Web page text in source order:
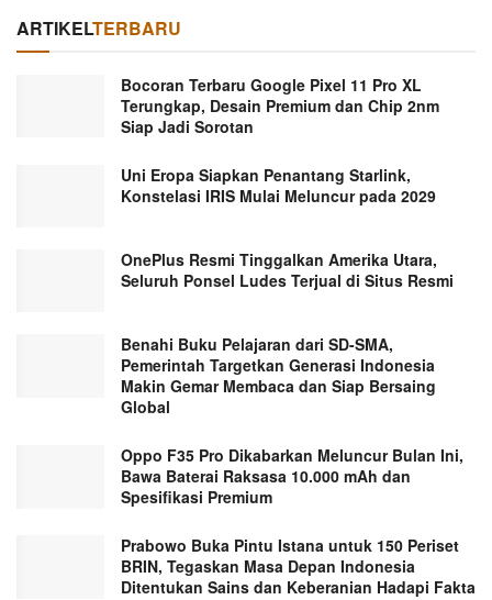
ARTIKELTERBARU
Bocoran Terbaru Google Pixel 11 Pro XL
Terungkap, Desain Premium dan Chip 2nm
Siap Jadi Sorotan
Uni Eropa Siapkan Penantang Starlink,
Konstelasi IRIS Mulai Meluncur pada 2029
OnePlus Resmi Tinggalkan Amerika Utara,
Seluruh Ponsel Ludes Terjual di Situs Resmi
Benahi Buku Pelajaran dari SD-SMA,
Pemerintah Targetkan Generasi Indonesia
Makin Gemar Membaca dan Siap Bersaing
Global
Oppo F35 Pro Dikabarkan Meluncur Bulan Ini,
Bawa Baterai Raksasa 10.000 mAh dan
Spesifikasi Premium
Prabowo Buka Pintu Istana untuk 150 Periset
BRIN, Tegaskan Masa Depan Indonesia
Ditentukan Sains dan Keberanian Hadapi Fakta